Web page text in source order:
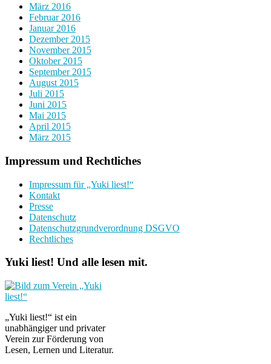
März 2016
Februar 2016
Januar 2016
Dezember 2015
November 2015
Oktober 2015
September 2015
August 2015
Juli 2015
Juni 2015
Mai 2015
April 2015
März 2015
Impressum und Rechtliches
Impressum für „Yuki liest!“
Kontakt
Presse
Datenschutz
Datenschutzgrundverordnung DSGVO
Rechtliches
Yuki liest! Und alle lesen mit.
„Yuki liest!“ ist ein
unabhängiger und privater
Verein zur Förderung von
Lesen, Lernen und Literatur.